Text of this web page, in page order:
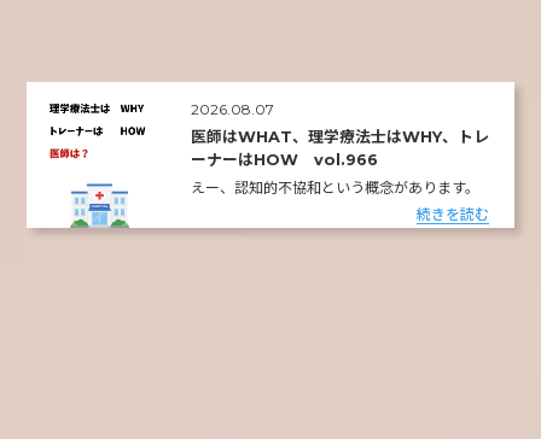
2026.08.07
医師はWHAT、理学療法士はWHY、トレ
ーナーはHOW vol.966
えー、認知的不協和という概念があります。
続きを読む